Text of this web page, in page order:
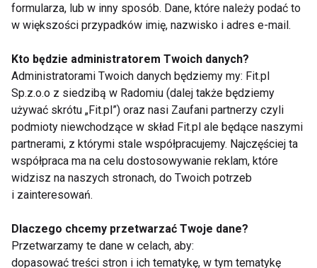
świata FIT!
Zapisz się do naszego newslettera
Wyrażam zgodę na otrzymywanie informacji
handlowej drogą elektroniczną na podany adres e-mail
Prywatności.
ZAPISZ SIĘ
formularza, lub w inny sposób. Dane, które należy podać to
w większości przypadków imię, nazwisko i adres e-mail.
Kto będzie administratorem Twoich danych?
Administratorami Twoich danych będziemy my: Fit.pl
Sp.z.o.o z siedzibą w Radomiu (dalej także będziemy
używać skrótu „Fit.pl”) oraz nasi Zaufani partnerzy czyli
podmioty niewchodzące w skład Fit.pl ale będące naszymi
partnerami, z którymi stale współpracujemy. Najczęściej ta
współpraca ma na celu dostosowywanie reklam, które
widzisz na naszych stronach, do Twoich potrzeb
i zainteresowań.
Dlaczego chcemy przetwarzać Twoje dane?
Przetwarzamy te dane w celach, aby:
dopasować treści stron i ich tematykę, w tym tematykę